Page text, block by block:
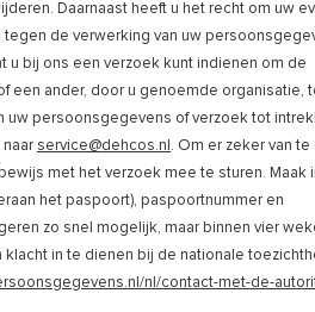
Daarnaast heeft u het recht om uw
de verwerking van uw
u bij ons een verzoek kunt indienen om de
ander, door u genoemde organisatie,
persoonsgegevens of verzoek tot
service@dehcos.nl . Om er zeker van te
met het verzoek mee te sturen. Maak
het paspoort), paspoortnummer en
zo snel mogelijk, maar binnen vier
in te dienen bij de nationale
nl/contact-met-de-